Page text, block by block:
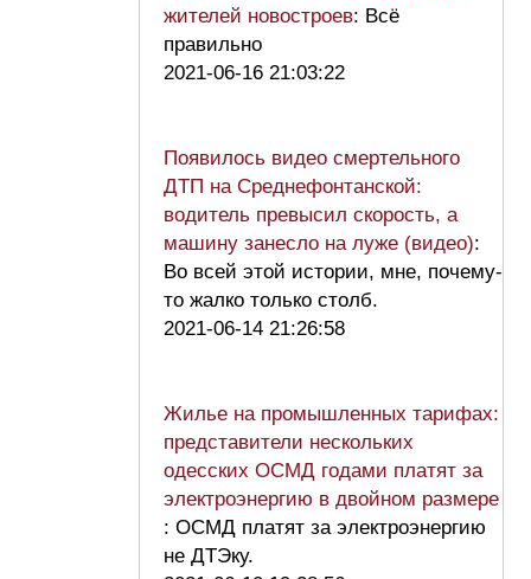
жителей новостроев: Всё
правильно
2021-06-16 21:03:22
Появилось видео смертельного
ДТП на Среднефонтанской:
водитель превысил скорость, а
машину занесло на луже (видео):
Во всей этой истории, мне, почему-
то жалко только столб.
2021-06-14 21:26:58
Жилье на промышленных тарифах:
представители нескольких
одесских ОСМД годами платят за
электроэнергию в двойном размере
: ОСМД платят за электроэнергию
не ДТЭку.